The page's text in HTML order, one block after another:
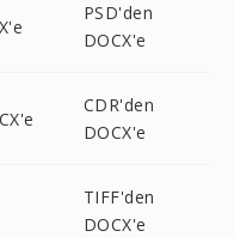
PSD'den
DOCX'e
CDR'den
DOCX'e
TIFF'den
DOCX'e